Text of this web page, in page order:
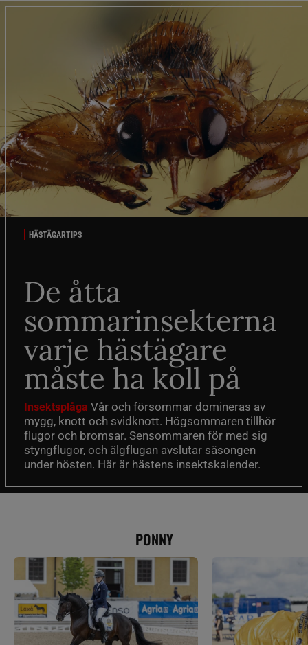
HÄSTÄGARTIPS
De åtta
sommarinsekterna
varje hästägare
måste ha koll på
Insektsplåga Vår och försommar domineras av
mygg, knott och svidknott. Högsommaren tillhör
flugor och bromsar. Sensommaren för med sig
styngflugor, och älgflugan avslutar säsongen
under hösten. Här är hästens insektskalender.
PONNY